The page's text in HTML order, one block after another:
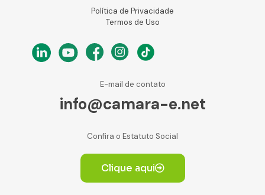
Política de Privacidade
Termos de Uso
E-mail de contato
info@camara-e.net
Confira o Estatuto Social
Clique aqui